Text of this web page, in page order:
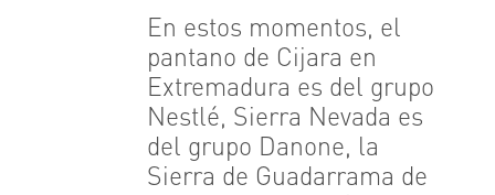
En estos momentos, el
pantano de Cijara en
Extremadura es del grupo
Nestlé, Sierra Nevada es
del grupo Danone, la
Sierra de Guadarrama de